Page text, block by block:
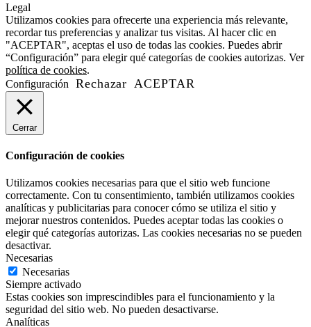
Legal
Utilizamos cookies para ofrecerte una experiencia más relevante,
recordar tus preferencias y analizar tus visitas. Al hacer clic en
"ACEPTAR", aceptas el uso de todas las cookies. Puedes abrir
“Configuración” para elegir qué categorías de cookies autorizas. Ver
política de cookies.
Configuración
Rechazar ACEPTAR
Cerrar
Configuración de cookies
Utilizamos cookies necesarias para que el sitio web funcione
correctamente. Con tu consentimiento, también utilizamos cookies
analíticas y publicitarias para conocer cómo se utiliza el sitio y
mejorar nuestros contenidos. Puedes aceptar todas las cookies o
elegir qué categorías autorizas. Las cookies necesarias no se pueden
desactivar.
Necesarias
Necesarias
Siempre activado
Estas cookies son imprescindibles para el funcionamiento y la
seguridad del sitio web. No pueden desactivarse.
Analíticas